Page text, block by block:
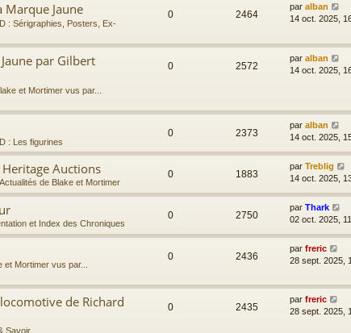
Marque Jaune
: Sérigraphies, Posters, Ex-
0 2464
par alban
14 oct. 2025,
par Gilbert
et Mortimer vus par...
0 2572
par alban
14 oct. 2025,
: Les figurines
0 2373
par alban
14 oct. 2025,
Auctions
de Blake et Mortimer
0 1883
par Treblig
14 oct. 2025,
et Index des Chroniques
0 2750
par Thark
02 oct. 2025,
et Mortimer vus par...
0 2436
par freric
28 sept. 2025,
de Richard
Savoir
0 2435
par freric
28 sept. 2025,